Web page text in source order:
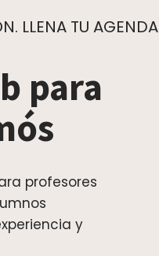
LLENA TU AGENDA
para
profesores
y